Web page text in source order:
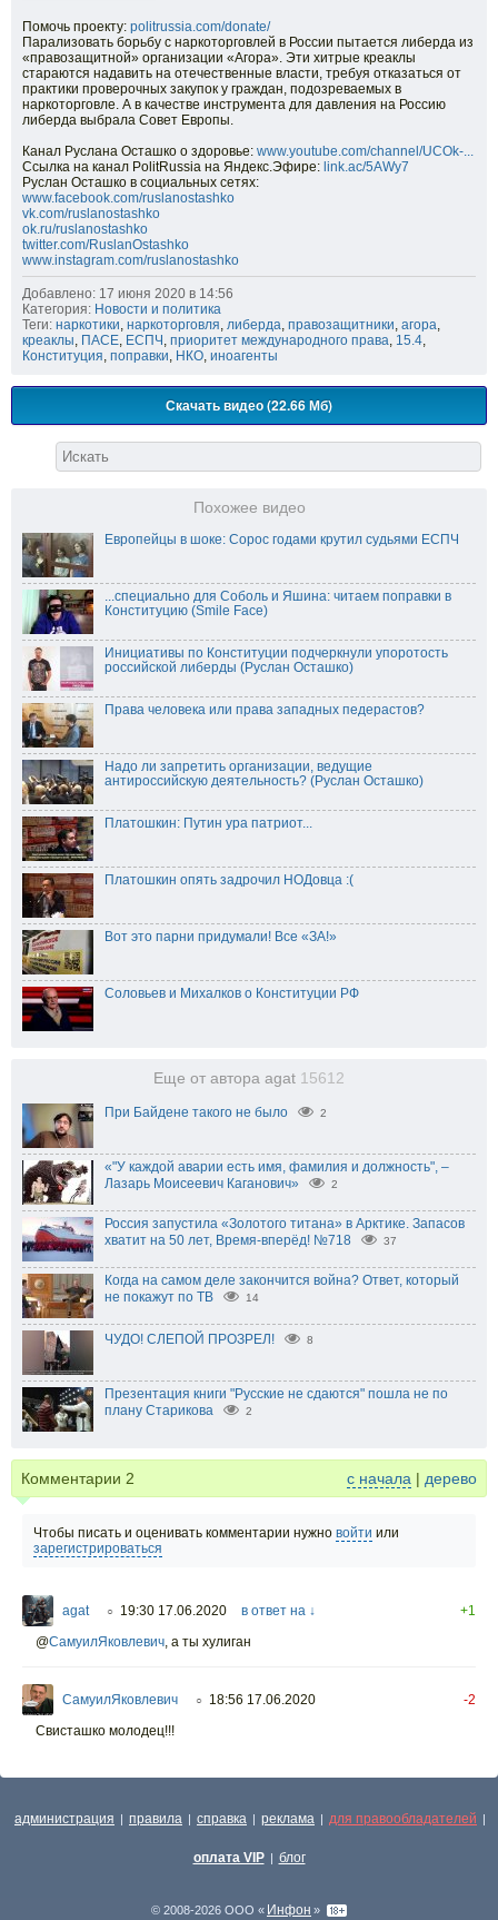
Помочь проекту: politrussia.com/donate/
Парализовать борьбу с наркоторговлей в России пытается либерда из
«правозащитной» организации «Агора». Эти хитрые креаклы
стараются надавить на отечественные власти, требуя отказаться от
практики проверочных закупок у граждан, подозреваемых в
наркоторговле. А в качестве инструмента для давления на Россию
либерда выбрала Совет Европы.
Канал Руслана Осташко о здоровье: www.youtube.com/channel/UCOk-...
Ссылка на канал PolitRussia на Яндекс.Эфире: link.ac/5AWy7
Руслан Осташко в социальных сетях:
www.facebook.com/ruslanostashko
vk.com/ruslanostashko
ok.ru/ruslanostashko
twitter.com/RuslanOstashko
www.instagram.com/ruslanostashko
Добавлено: 17 июня 2020 в 14:56
Категория: Новости и политика
Теги: наркотики, наркоторговля, либерда, правозащитники, агора,
креаклы, ПАСЕ, ЕСПЧ , приоритет международного права, 15.4,
Конституция, поправки, НКО, иноагенты
Скачать видео (22.66 Мб)
Похожее видео
Европейцы в шоке: Сорос годами крутил судьями ЕСПЧ
...специально для Соболь и Яшина: читаем поправки в
Конституцию (Smile Face)
Инициативы по Конституции подчеркнули упоротость
российской либерды (Руслан Осташко)
Права человека или права западных педерастов?
Надо ли запретить организации, ведущие
антироссийскую деятельность? (Руслан Осташко)
Платошкин: Путин ура патриот...
Платошкин опять задрочил НОДовца :(
Вот это парни придумали! Все «ЗА!»
Соловьев и Михалков о Конституции РФ
Еще от автора agat 15612
При Байдене такого не было 2
«"У каждой аварии есть имя, фамилия и должность", –
Лазарь Моисеевич Каганович»
2
Россия запустила «Золотого титана» в Арктике. Запасов
хватит на 50 лет, Время-вперёд! №718
37
Когда на самом деле закончится война? Ответ, который
не покажут по ТВ
14
ЧУДО! СЛЕПОЙ ПРОЗРЕЛ! 8
Презентация книги "Русские не сдаются" пошла не по
плану Старикова
2
Комментарии 2 с начала | дерево
Чтобы писать и оценивать комментарии нужно войти или
зарегистрироваться
agat ○ 19:30 17.06.2020 в ответ на ↓
+1
@СамуилЯковлевич, а ты хулиган
СамуилЯковлевич ○ 18:56 17.06.2020
-2
Свисташко молодец!!!
администрация | правила | справка | реклама | для правообладателей |
оплата VIP | блог
© 2008-2026 ООО « Инфон »